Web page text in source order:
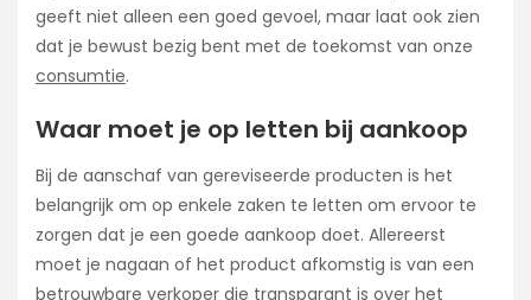
geeft niet alleen een goed gevoel, maar laat ook zien
dat je bewust bezig bent met de toekomst van onze
consumtie.
Waar moet je op letten bij aankoop
Bij de aanschaf van gereviseerde producten is het
belangrijk om op enkele zaken te letten om ervoor te
zorgen dat je een goede aankoop doet. Allereerst
moet je nagaan of het product afkomstig is van een
betrouwbare verkoper die transparant is over het